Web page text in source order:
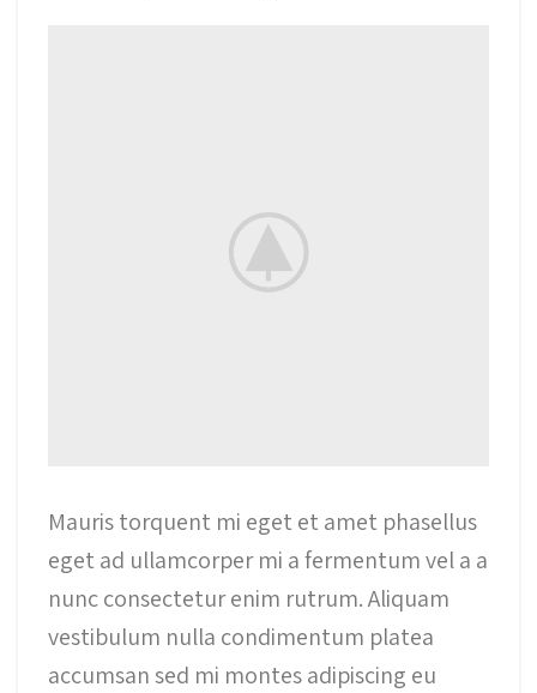
Mauris torquent mi eget et amet phasellus
eget ad ullamcorper mi a fermentum vel a a
nunc consectetur enim rutrum. Aliquam
vestibulum nulla condimentum platea
accumsan sed mi montes adipiscing eu